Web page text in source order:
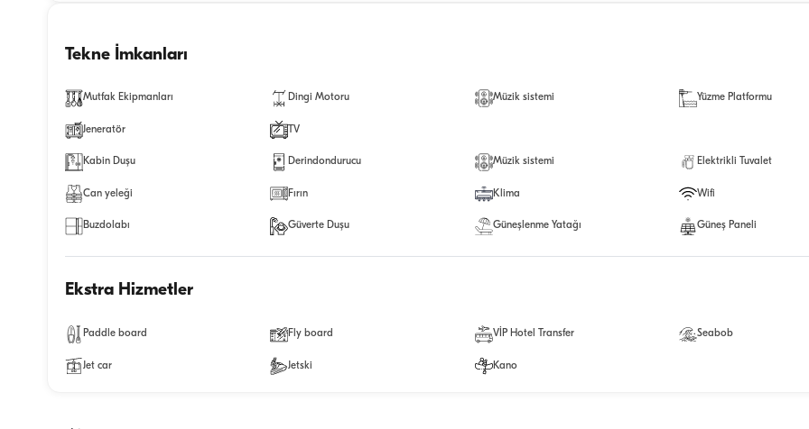
Tekne İmkanları
Mutfak Ekipmanları Dingi Motoru Müzik sistemi Yüzme Platformu
Jeneratör TV
Kabin Duşu Derindondurucu Müzik sistemi Elektrikli Tuvalet
Can yeleği Fırın Klima Wifi
Buzdolabı Güverte Duşu Güneşlenme Yatağı Güneş Paneli
Ekstra Hizmetler
Paddle board Fly board VİP Hotel Transfer Seabob
Jet car Jetski Kano